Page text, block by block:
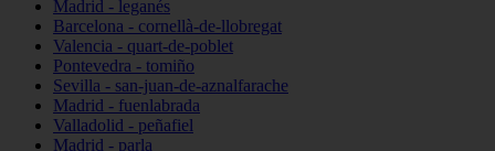
Madrid - leganés
Barcelona - cornellà-de-llobregat
Valencia - quart-de-poblet
Pontevedra - tomiño
Sevilla - san-juan-de-aznalfarache
Madrid - fuenlabrada
Valladolid - peñafiel
Madrid - parla